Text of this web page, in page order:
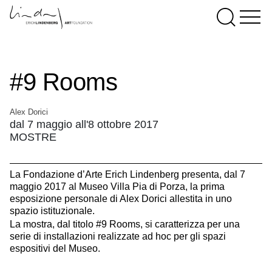
#9 Rooms
Alex Dorici
dal 7 maggio all'8 ottobre 2017
MOSTRE
La Fondazione d’Arte Erich Lindenberg presenta, dal 7
maggio 2017 al Museo Villa Pia di Porza, la prima
esposizione personale di Alex Dorici allestita in uno
spazio istituzionale.
La mostra, dal titolo #9 Rooms, si caratterizza per una
serie di installazioni realizzate ad hoc per gli spazi
espositivi del Museo.